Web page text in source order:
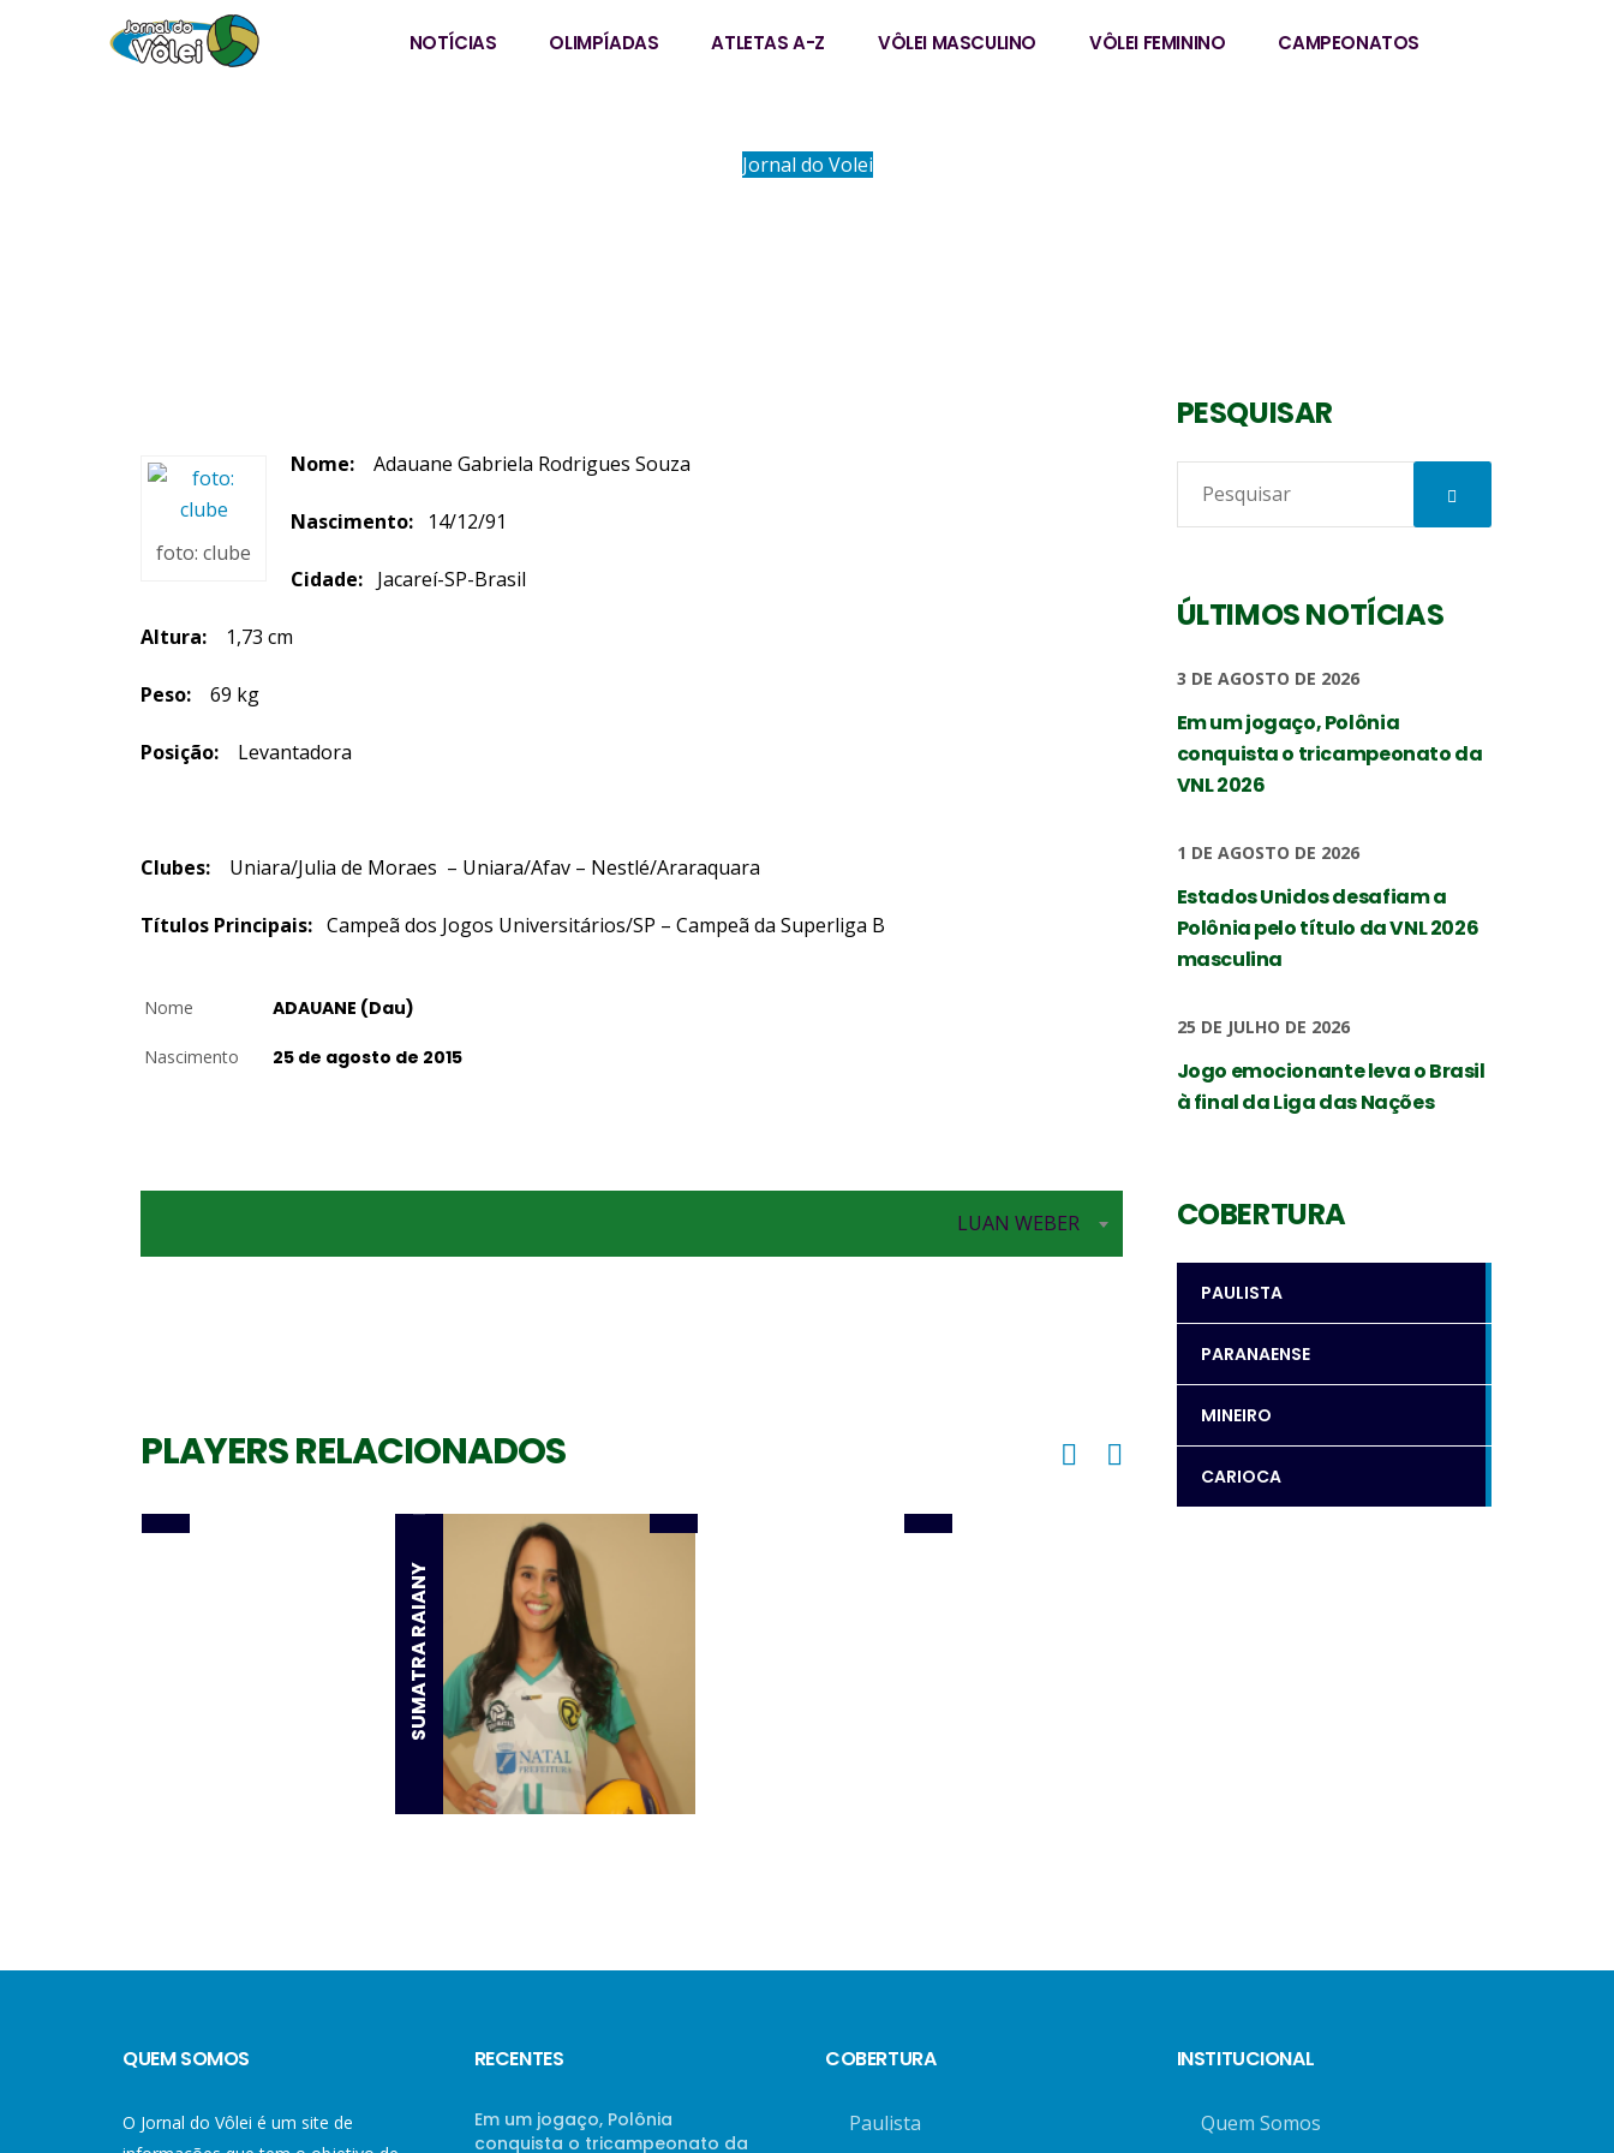
NOTÍCIAS OLIMPÍADAS ATLETAS A-Z VÔLEI MASCULINO VÔLEI FEMININO CAMPEONATOS
Jornal do Volei
foto: clube
Nome: Adauane Gabriela Rodrigues Souza
Nascimento: 14/12/91
Cidade: Jacareí-SP-Brasil
Altura: 1,73 cm
Peso: 69 kg
Posição: Levantadora
Clubes: Uniara/Julia de Moraes – Uniara/Afav – Nestlé/Araraquara
Títulos Principais: Campeã dos Jogos Universitários/SP – Campeã da Superliga B
Nome ADAUANE (Dau)
Nascimento 25 de agosto de 2015
LUAN WEBER
PLAYERS RELACIONADOS
SUMATRA RAIANY
Levantadora
KADYLAC (Luis Carlos Rodrigues) Levantador
SILVIO ROBERTO
Oposto
PAULO COCO
PESQUISAR
ÚLTIMOS NOTÍCIAS
3 DE AGOSTO DE 2026
Em um jogaço, Polônia
conquista o tricampeonato da
VNL 2026
1 DE AGOSTO DE 2026
Estados Unidos desafiam a
Polônia pelo título da VNL 2026
masculina
25 DE JULHO DE 2026
Jogo emocionante leva o Brasil
à final da Liga das Nações
COBERTURA
PAULISTA
PARANAENSE
MINEIRO
CARIOCA
QUEM SOMOS
O Jornal do Vôlei é um site de
RECENTES
Em um jogaço, Polônia
conquista o tricampeonato da
COBERTURA
Paulista
INSTITUCIONAL
Quem Somos